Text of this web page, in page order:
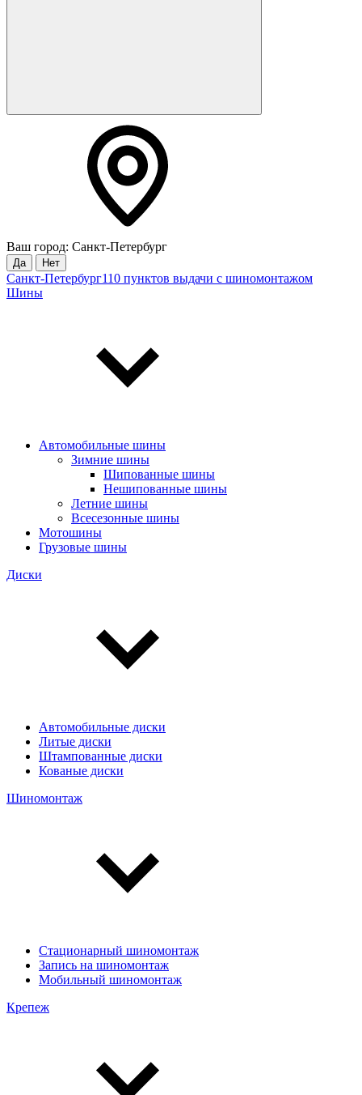
Ваш город: Санкт-Петербург
Да Нет
Санкт-Петербург110 пунктов выдачи с шиномонтажом
Шины
Автомобильные шины
Зимние шины
Шипованные шины
Нешипованные шины
Летние шины
Всесезонные шины
Мотошины
Грузовые шины
Диски
Автомобильные диски
Литые диски
Штампованные диски
Кованые диски
Шиномонтаж
Стационарный шиномонтаж
Запись на шиномонтаж
Мобильный шиномонтаж
Крепеж